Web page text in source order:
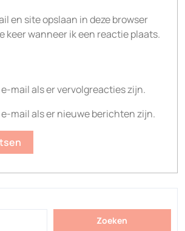
en site opslaan in deze browser
keer wanneer ik een reactie plaats.
mail als er vervolgreacties zijn.
mail als er nieuwe berichten zijn.
Zoeken